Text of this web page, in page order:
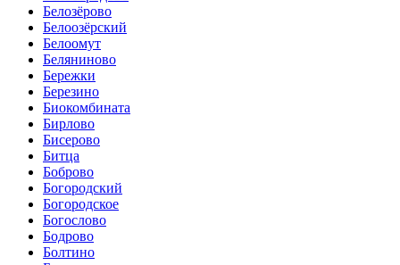
Белозёрово
Белоозёрский
Белоомут
Беляниново
Бережки
Березино
Биокомбината
Бирлово
Бисерово
Битца
Боброво
Богородский
Богородское
Богослово
Бодрово
Болтино